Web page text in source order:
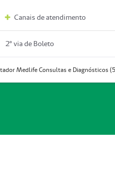
Canais de atendimento
2º via de Boleto